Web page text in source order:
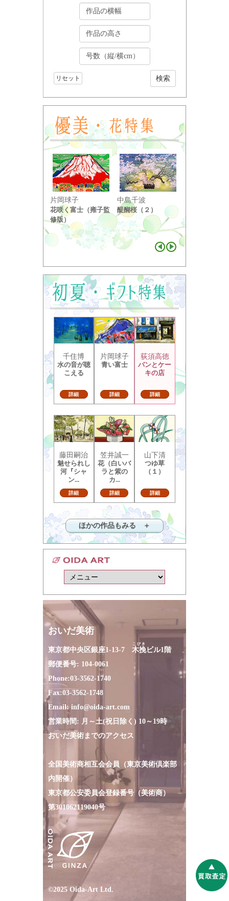
リセット
片岡球子
花咲く富士（雍子監
修版）
中島千波
醍醐桜（２）
り ...
千住博
水の音が聴
こえる
詳細
片岡球子
青い富士
詳細
荻須高徳
パンとケー
キの店
詳細
藤田嗣治
魅せられし
河『シャ
ン...
詳細
笠井誠一
花（白いバ
ラと紫の
カ...
詳細
山下清
つゆ草
（１）
詳細
ほかの作品もみる ＋
おいだ美術
東京都中央区銀座1-13-7 木挽
こびき
ビル1階
郵便番号: 104-0061
Phone:03-3562-1740
Fax:03-3562-1748
Email: info@oida-art.com
営業時間: 月～土(祝日除く) 10～19時
おいだ美術までのアクセス
全国美術商相互会会員（東京美術倶楽部
内開催）
東京都公安委員会登録番号（美術商）
第301062119040号
©2025 Oida-Art Ltd.